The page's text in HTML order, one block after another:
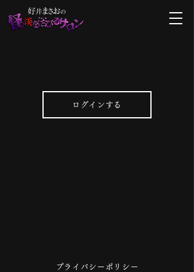
ログインする
プライバシーポリシー